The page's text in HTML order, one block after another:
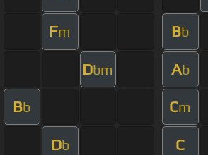
Fm Bb
Dbm Ab
Bb Cm
Db C